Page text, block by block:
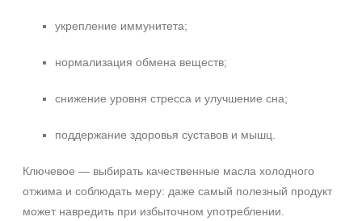
Обновление клеток
Показать еще
укрепление иммунитета;
нормализация обмена веществ;
снижение уровня стресса и улучшение сна;
поддержание здоровья суставов и мышц.
Ключевое — выбирать качественные масла холодного
отжима и соблюдать меру: даже самый полезный продукт
может навредить при избыточном употреблении.